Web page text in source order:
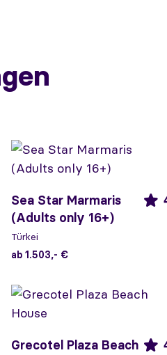
Sea Star Marmaris
(Adults only 16+)
Türkei
ab 1.503,- €
Grecotel Plaza Beach